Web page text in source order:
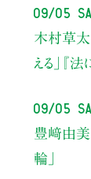
09/05
木村草
える」
『
09/05
豊﨑由
輪」